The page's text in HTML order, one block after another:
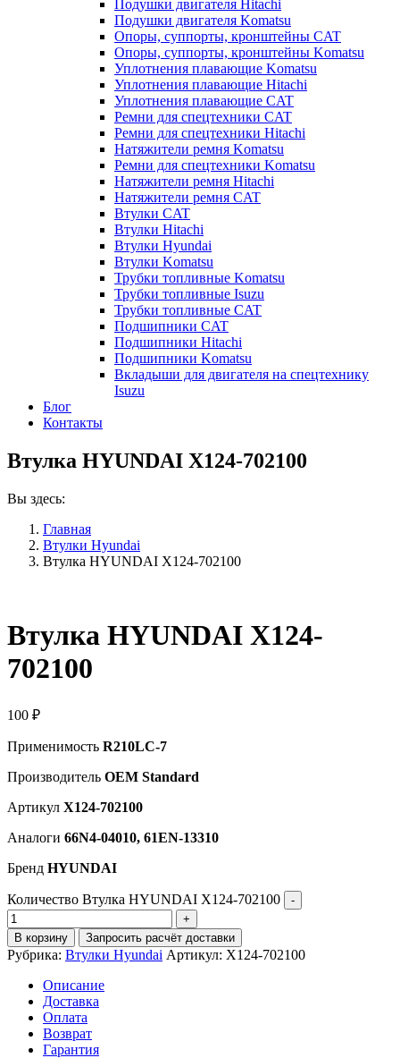
Подушки двигателя Hitachi
Подушки двигателя Komatsu
Опоры, суппорты, кронштейны CAT
Опоры, суппорты, кронштейны Komatsu
Уплотнения плавающие Komatsu
Уплотнения плавающие Hitachi
Уплотнения плавающие CAT
Ремни для спецтехники CAT
Ремни для спецтехники Hitachi
Натяжители ремня Komatsu
Ремни для спецтехники Komatsu
Натяжители ремня Hitachi
Натяжители ремня CAT
Втулки CAT
Втулки Hitachi
Втулки Hyundai
Втулки Komatsu
Трубки топливные Komatsu
Трубки топливные Isuzu
Трубки топливные CAT
Подшипники CAT
Подшипники Hitachi
Подшипники Komatsu
Вкладыши для двигателя на спецтехнику
Isuzu
Блог
Контакты
Втулка HYUNDAI X124-702100
Вы здесь:
Главная
Втулки Hyundai
Втулка HYUNDAI X124-702100
Втулка HYUNDAI X124-
702100
100 ₽
Применимость R210LC-7
Производитель OEM Standard
Артикул X124-702100
Аналоги 66N4-04010, 61EN-13310
Бренд HYUNDAI
Количество Втулка HYUNDAI X124-702100
В корзину Запросить расчёт доставки
Рубрика: Втулки Hyundai Артикул: X124-702100
Описание
Доставка
Оплата
Возврат
Гарантия